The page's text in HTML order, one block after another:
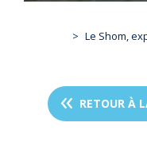
Le Shom,
RETOUR À